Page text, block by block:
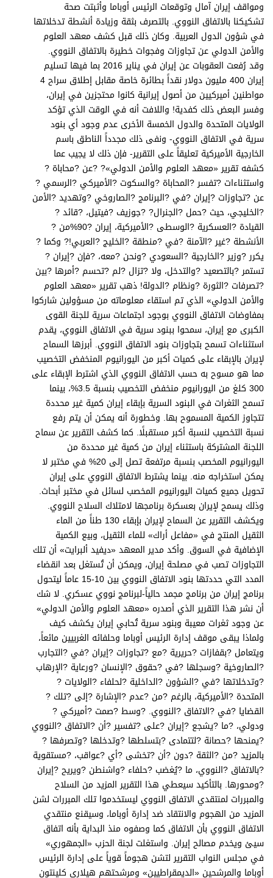
ومواقف إيران آمال وتوقعات الرئيس أوباما وأثبتت صحة
تشكيكنا بالاتفاق النووي. بالتصرف بثقة وزيادة أنشطة تدخلاتها
في شؤون الدول العربية. وكان ذلك قبل كشف معهد العلوم
والأمن الدولي عن تجاوزات وفجوات خطيرة بالاتفاق النووي.
وقد رُفعت العقوبات عن إيران في يناير 2016 بما فيها تسليم
إيران 400 مليون دولار نقداً بطائرة خاصة مقابل إطلاق سراح 4
مواطنين أميركيين من أصول إيرانية كانوا محتجزين في إيران،
وفسر البعض ذلك كفدية! واللافت أنه في الوقت الذي تؤكد
الولايات المتحدة والدول الخمسة الأخرى عدم وجود أي بنود
سرية في الاتفاق النووي- ونفى ذلك مجدداً الناطق باسم
الخارجية الأميركية تعليقاً على التقرير- فإن ذلك لا يجيب عما
كشفه تقرير «معهد العلوم والأمن الدولي‏»? ?عن ?محاباة ?
واستثناءات ?تفسر ?المحاباة ?والسكوت ?الأميركي ?الرسمي ?
عن ?تجاوزات ?إيران ?في ?البرنامج ?الصاروخي ?وتهديد ?الأمن
?الخليجي، حيث ?حمل ?الجنرال? ?جوزيف ?فيتيل، ?قائد ?
القيادة ?العسكرية ?الوسطى ?الأميركية، إيران ?90%من ?
الأنشطة ?غير ?الآمنة ?في ?منطقة ?الخليج ?العربي!? وكما ?
يكرر ?وزير ?الخارجية ?السعودي ?ونحن ?معه، ?فإن ?إيران ?
تستمر ?بالتصعيد ?والتدخل، ولا ?تزال ?لم ?تحسم ?أمرها ?بين
?تصرفات ?الثورة ?ونظام ?الدولة! ذهب تقرير «معهد العلوم
والأمن الدولي» الذي تم استقاء معلوماته من مسؤولين شاركوا
بمفاوضات الاتفاق النووي بوجود اجتماعات سرية للجنة القوى
الكبرى مع إيران، سمحوا ببنود سرية في الاتفاق النووي، يقدم
استثناءات تسمح بتجاوزات بنود الاتفاق النووي. أبرزها السماح
لإيران بالإبقاء على كميات أكبر من اليورانيوم المنخفض التخصيب
مما هو مسوح به حسب الاتفاق النووي الذي اشترط الإبقاء على
300 كلغ من اليورانيوم منخفض التخصيب بنسبة 3.5%، بينما
تسمح الثغرات في البنود السرية بإبقاء إيران كمية غير محددة
تتجاوز الكمية المسموح بها. وخطورة أنه يمكن أن يتم رفع
نسبة التخصيب لنسبة أكبر مستقبلًا. كما كشف التقرير عن سماح
اللجنة المشتركة باستثناء إيران من كمية غير محددة من
اليورانيوم المخصب بنسبة مرتفعة تصل إلى 20% في مختبر لا
يمكن استخراجه منه. بينما يشترط الاتفاق النووي على إيران
تحويل جميع كميات اليورانيوم المخصب لسائل في مختبر أبحاث.
وذلك يسمح لإيران بعسكرة برنامجها لامتلاك السلاح النووي.
ويكشف التقرير عن السماح لإيران بإبقاء 130 طناً من الماء
الثقيل المنتج في «مفاعل أراك» للماء الثقيل، وبيع الكمية
الإضافية في السوق. وأكد مدير المعهد «ديفيد ألبرايت» أن تلك
التجاوزات تصب في مصلحة إيران، ويمكن أن تُستغل بعد انقضاء
المدد التي حددتها بنود الاتفاق النووي بين 10-15 عاماً ليتحول
برنامج إيران من برنامج مجمد حالياً-لبرنامج نووي عسكري. لا شك
أن نشر هذا التقرير الذي أصدره «معهد العلوم والأمن الدولي»
عن وجود ثغرات معيبة وبنود سرية تُحابي إيران يكشف كيف
ولماذا يبقى موقف إدارة الرئيس أوباما وحلفائه الغربيين مائعاً،
ويتعامل ?بقفازات ?حريرية ?مع ?تجاوزات ?إيران ?في ?التجارب
?الصاروخية ?وسجلها ?في ?حقوق ?الإنسان ?ورعاية ?الإرهاب
?وتدخلاتها ?في ?الشؤون ?الداخلية ?لحلفاء ?الولايات ?
المتحدة ?الأميركية، بالرغم ?من ?عدم ?الإشارة ?إلى ?تلك ?
القضايا ?في ?الاتفاق ?النووي. ?وسط ?صمت ?أميركي ?
ودولي، ?ما ?يشجع ?إيران ?على ?تفسير ?أن ?الاتفاق ?النووي
?يمنحها ?حصانة ?لتتمادى ?بتسلطها ?وتدخلها ?وتصرفها ?
بالمزيد ?من ?الثقة ?دون ?أن ?تخشى ?أي ?عواقب، ?مستقوية
?بالاتفاق ?النووي، ما ?يُغضب ?حلفاء ?واشنطن ?ويريح ?إيران
?ومحورها. بالتأكيد سيعطي هذا التقرير المزيد من السلاح
والمبررات لمنتقدي الاتفاق النووي ليستخدموا تلك المبررات لشن
المزيد من الهجوم والانتقاد ضد إدارة أوباما، وسيقنع منتقدي
الاتفاق النووي بأن الاتفاق كما وصفوه منذ البداية بأنه اتفاق
سيئ ويخدم مصالح إيران. واستغلت لجنة الحزب «الجمهوري»
في مجلس النواب التقرير لتشن هجوماً قوياً على إدارة الرئيس
أوباما والمرشحين «الديمقراطيين» ومرشحتهم هيلاري كلينتون